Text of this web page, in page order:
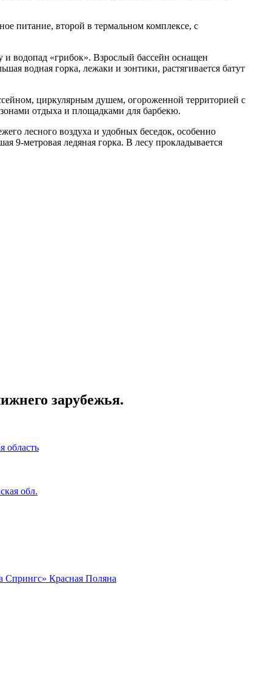
питание, второй в термальном комплексе, с
и водопад «грибок». Взрослый бассейн оснащен
водная горка, лежаки и зонтики, растягивается батут
циркулярным душем, огороженной территорией с
отдыха и площадками для барбекю.
лесного воздуха и удобных беседок, особенно
9-метровая ледяная горка. В лесу прокладывается
зарубежья.
область
обл.
Спрингс» Красная Поляна